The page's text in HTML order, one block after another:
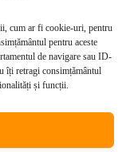
cum ar fi cookie-uri, pentru
pentru aceste
de navigare sau ID-
îți retragi consimțământul
și funcții.
de retur
plătesc
se livrează